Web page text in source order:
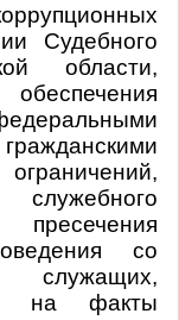
Судебного
области,
пресечения
со
на факты